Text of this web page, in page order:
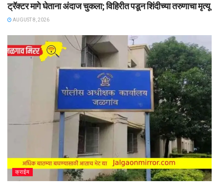
ट्रॅक्टर मागे घेताना अंदाज चुकला; विहिरीत पडून शिंदीच्या तरुणाचा मृत्यू
AUGUST 8, 2026
क्राईम